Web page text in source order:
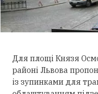
Для площі Князя
районі Львова
із зупинками для